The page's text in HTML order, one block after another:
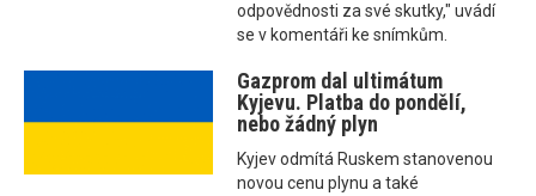
odpovědnosti za své skutky," uvádí
se v komentáři ke snímkům.
Gazprom dal ultimátum
Kyjevu. Platba do pondělí,
nebo žádný plyn
Kyjev odmítá Ruskem stanovenou
novou cenu plynu a také